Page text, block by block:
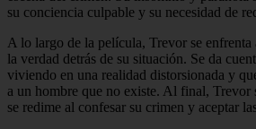
su conciencia culpable y su necesidad de
A lo largo de la película, Trevor se enfrenta
la verdad detrás de su situación. Se da
viviendo en una realidad distorsionada y
a un hombre que no existe. Al final, Trevor
se redime al confesar su crimen y aceptar